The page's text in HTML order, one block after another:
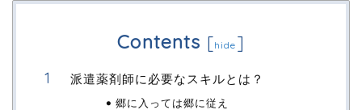
Contents [hide ]
派遣薬剤師に必要なスキルとは？
郷に入っては郷に従え